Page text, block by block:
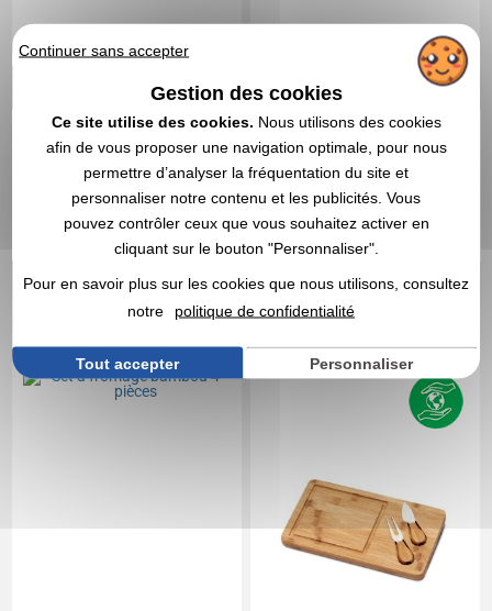
8,12 CHF
Marquage non compris
: 997 articles
DEVIS EXPRESS
19,89 CHF
21,67 €
Marquage non compris
: 82 articles
DEVIS EXPRESS
Set à fromage bambou 4
pièces
Plateau de fromages en
bambou
Continuer sans accepter
Gestion des cookies
Ce site utilise des cookies. Nous utilisons des cookies
afin de vous proposer une navigation optimale, pour nous
permettre d’analyser la fréquentation du site et
personnaliser notre contenu et les publicités. Vous
pouvez contrôler ceux que vous souhaitez activer en
cliquant sur le bouton "Personnaliser".
Pour en savoir plus sur les cookies que nous utilisons, consultez
notre
politique de confidentialité
Tout accepter Personnaliser